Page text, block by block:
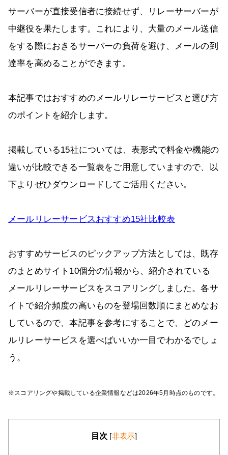
サーバーが直接受信者に接続せず、リレーサーバーが
中継役を果たします。これにより、大量のメール送信
をする際におきるサーバーの負荷を避け、メールの到
達率を高めることができます。
本記事ではおすすめのメールリレーサービスと選び方
のポイントを紹介します。
掲載している15社については、表形式で料金や機能の
違いが比較できる一覧表をご用意していますので、以
下よりぜひダウンロードしてご活用ください。
メールリレーサービスおすすめ15社比較表
おすすめサービスのピックアップ方法としては、既存
のまとめサイト10個分の情報から、紹介されている
メールリレーサービスをスコアリングしました。各サ
イトで紹介頻度の高いものを登場回数順にまとめなお
しているので、本記事を参考にすることで、どのメー
ルリレーサービスを選べばいいか一目でわかるでしょ
う。
※スコアリングや掲載している企業情報などは2026年5月時点のものです。
目次 [非表示]